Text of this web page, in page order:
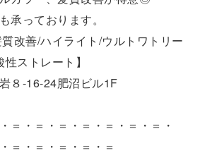
承っております。
質改善/ハイライト/ウルトワトリー
ストレート】
８-16-24肥沼ビル1F
＝・＝・＝・＝・＝・＝・＝・
＝・＝・＝・＝・＝